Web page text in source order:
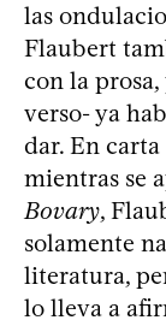
las
Flaubert
con la
verso- ya
dar. En
mientras se
Bovary,
solamente
literatura,
lo lleva a